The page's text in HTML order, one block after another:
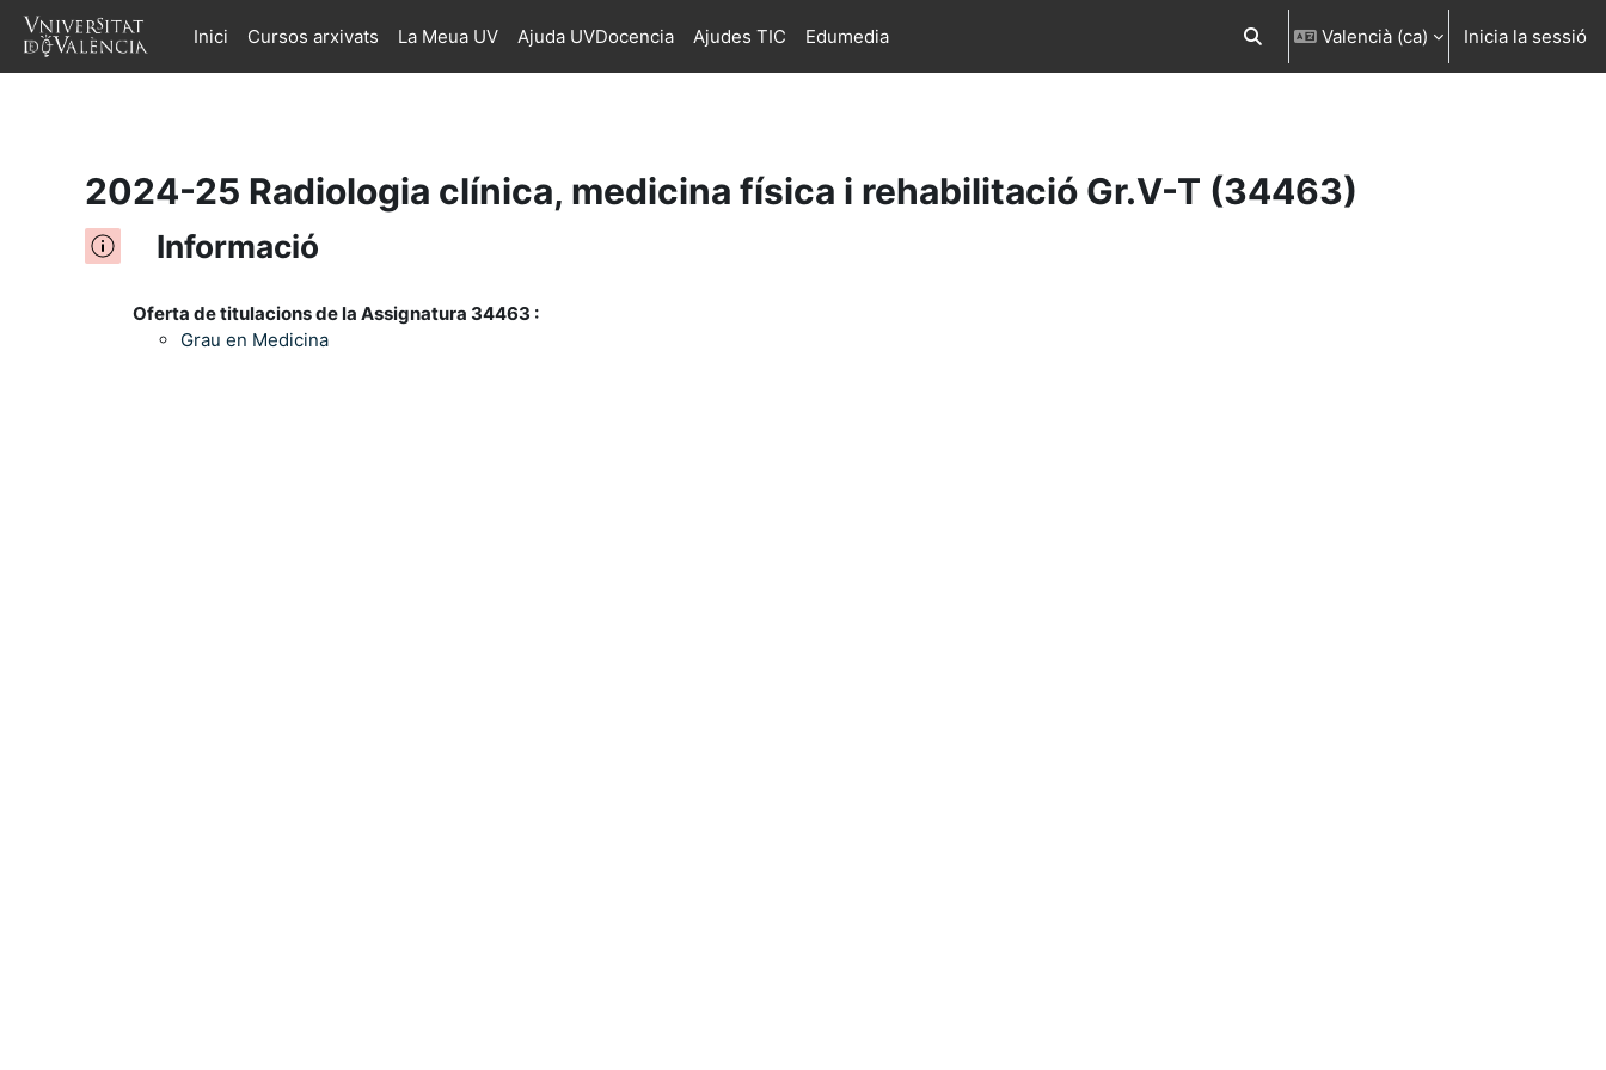
Ves al contingut principalInici Cursos arxivats La Meua UV Ajuda UVDocencia Ajudes TIC Edumedia Commuta l'entrada de la cerca
Valencià ‎(ca)‎ Inicia la sessió
2024-25 Radiologia clínica, medicina física i rehabilitació Gr.V-T (34463)
Informació
Oferta de titulacions de la Assignatura 34463 :
Grau en Medicina